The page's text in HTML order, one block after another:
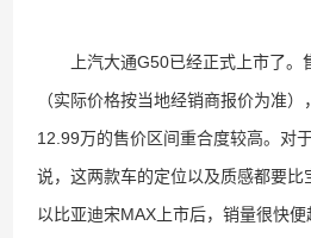
上汽大通G50已经正式上市了。
（实际价格按当地经销商报价为准
12.99万的售价区间重合度较高。对
说，这两款车的定位以及质感都要
以比亚迪宋MAX上市后，销量很快